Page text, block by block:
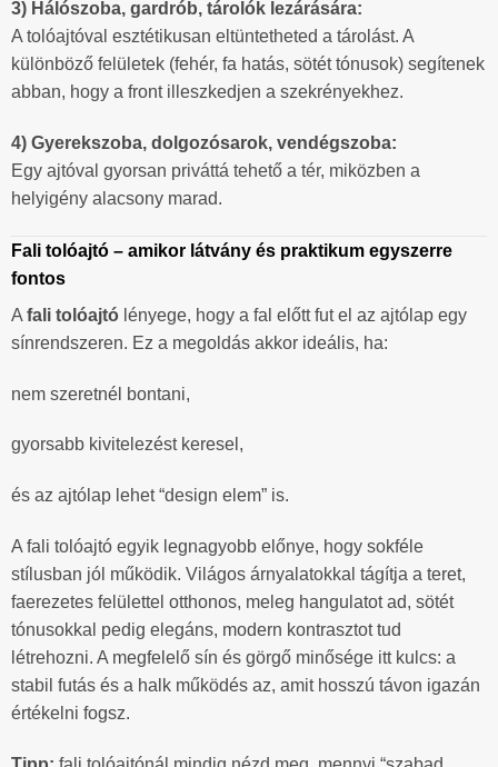
3) Hálószoba, gardrób, tárolók lezárására:
A tolóajtóval esztétikusan eltüntetheted a tárolást. A
különböző felületek (fehér, fa hatás, sötét tónusok) segítenek
abban, hogy a front illeszkedjen a szekrényekhez.
4) Gyerekszoba, dolgozósarok, vendégszoba:
Egy ajtóval gyorsan priváttá tehető a tér, miközben a
helyigény alacsony marad.
Fali tolóajtó – amikor látvány és praktikum egyszerre
fontos
A fali tolóajtó lényege, hogy a fal előtt fut el az ajtólap egy
sínrendszeren. Ez a megoldás akkor ideális, ha:
nem szeretnél bontani,
gyorsabb kivitelezést keresel,
és az ajtólap lehet “design elem” is.
A fali tolóajtó egyik legnagyobb előnye, hogy sokféle
stílusban jól működik. Világos árnyalatokkal tágítja a teret,
faerezetes felülettel otthonos, meleg hangulatot ad, sötét
tónusokkal pedig elegáns, modern kontrasztot tud
létrehozni. A megfelelő sín és görgő minősége itt kulcs: a
stabil futás és a halk működés az, amit hosszú távon igazán
értékelni fogsz.